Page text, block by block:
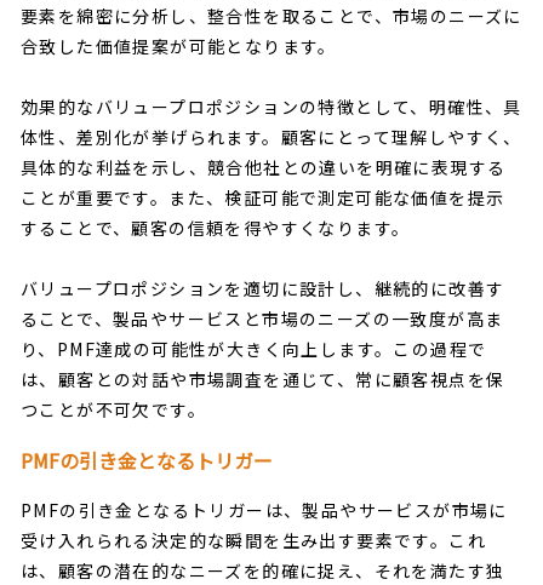
要素を綿密に分析し、整合性を取ることで、市場のニーズに
合致した価値提案が可能となります。
効果的なバリュープロポジションの特徴として、明確性、具
体性、差別化が挙げられます。顧客にとって理解しやすく、
具体的な利益を示し、競合他社との違いを明確に表現する
ことが重要です。また、検証可能で測定可能な価値を提示
することで、顧客の信頼を得やすくなります。
バリュープロポジションを適切に設計し、継続的に改善す
ることで、製品やサービスと市場のニーズの一致度が高ま
り、PMF達成の可能性が大きく向上します。この過程で
は、顧客との対話や市場調査を通じて、常に顧客視点を保
つことが不可欠です。
PMFの引き金となるトリガー
PMFの引き金となるトリガーは、製品やサービスが市場に
受け入れられる決定的な瞬間を生み出す要素です。これ
は、顧客の潜在的なニーズを的確に捉え、それを満たす独